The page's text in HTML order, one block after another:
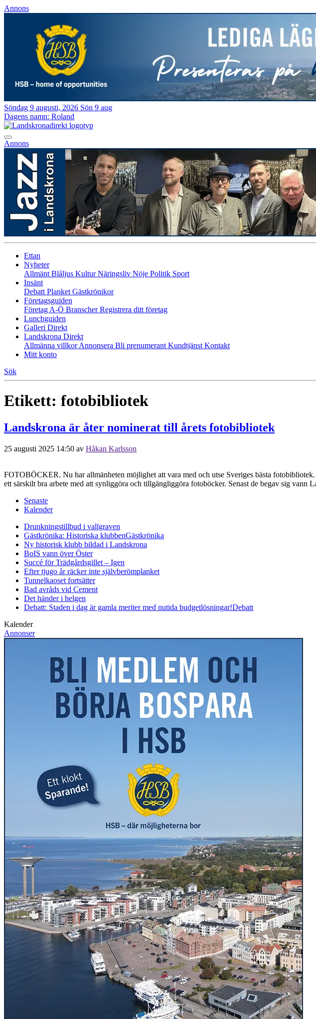
Annons
Söndag 9 augusti, 2026 Sön 9 aug
Dagens namn: Roland
Annons
Ettan
Nyheter
Allmänt Blåljus KulturNäringsliv Nöje Politik Sport
Insänt
Debatt Planket Gästkrönikor
Företagsguiden
Företag A-Ö BranscherRegistrera ditt företag
Lunchguiden
Galleri Direkt
Landskrona Direkt
Allmänna villkorAnnonsera Bli prenumerant Kundtjänst Kontakt
Mitt konto
Sök
Etikett: fotobibliotek
Landskrona är åter nominerat till årets fotobibliotek
25 augusti 2025 14:50 av Håkan Karlsson
FOTOBÖCKER. Nu har allmänheten möjlighet att vara med och utse Sveriges bästa
ett särskilt bra arbete med att synliggöra och tillgängliggöra fotoböcker. Senast de begav sig vann
Senaste
Kalender
Drunkningstillbud i vallgraven
Gästkrönika: Historiska klubbenGästkrönika
Ny historisk klubb bildad i Landskrona
BoIS vann över Öster
Succé för Trädgårdsgillet – Igen
Efter tjugo år räcker inte självberömplanket
Tunnelkaoset fortsätter
Bad avråds vid Cement
Det händer i helgen
Debatt: Staden i dag är gamla meriter med nutida budgetlösningar!Debatt
Kalender
Annonser